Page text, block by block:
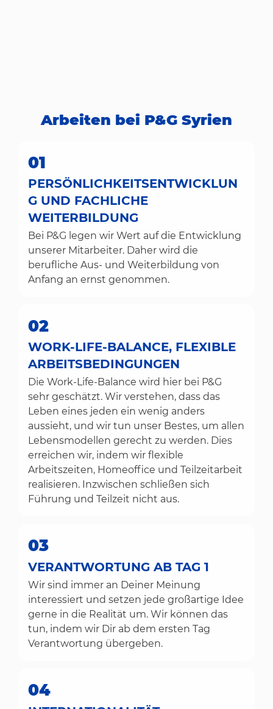
Arbeiten bei P&G Syrien
01
PERSÖNLICHKEITSENTWICKLUN
G UND FACHLICHE
WEITERBILDUNG
Bei P&G legen wir Wert auf die Entwicklung
unserer Mitarbeiter. Daher wird die
berufliche Aus- und Weiterbildung von
Anfang an ernst genommen.
02
WORK-LIFE-BALANCE, FLEXIBLE
ARBEITSBEDINGUNGEN
Die Work-Life-Balance wird hier bei P&G
sehr geschätzt. Wir verstehen, dass das
Leben eines jeden ein wenig anders
aussieht, und wir tun unser Bestes, um allen
Lebensmodellen gerecht zu werden. Dies
erreichen wir, indem wir flexible
Arbeitszeiten, Homeoffice und Teilzeitarbeit
realisieren. Inzwischen schließen sich
Führung und Teilzeit nicht aus.
03
VERANTWORTUNG AB TAG 1
Wir sind immer an Deiner Meinung
interessiert und setzen jede großartige Idee
gerne in die Realität um. Wir können das
tun, indem wir Dir ab dem ersten Tag
Verantwortung übergeben.
04